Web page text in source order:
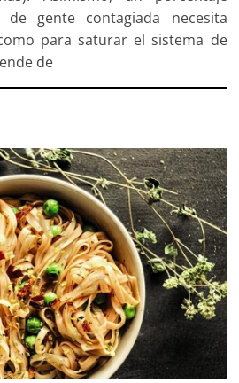
de gente contagiada necesita
para saturar el sistema de
de